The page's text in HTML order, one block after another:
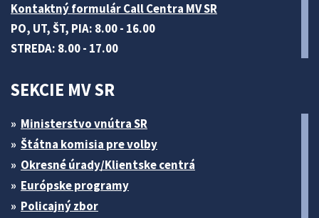
Kontaktný formulár Call Centra MV SR
PO, UT, ŠT, PIA: 8.00 - 16.00
STREDA: 8.00 - 17.00
SEKCIE MV SR
Ministerstvo vnútra SR
Štátna komisia pre volby
Okresné úrady/Klientske centrá
Európske programy
Policajný zbor